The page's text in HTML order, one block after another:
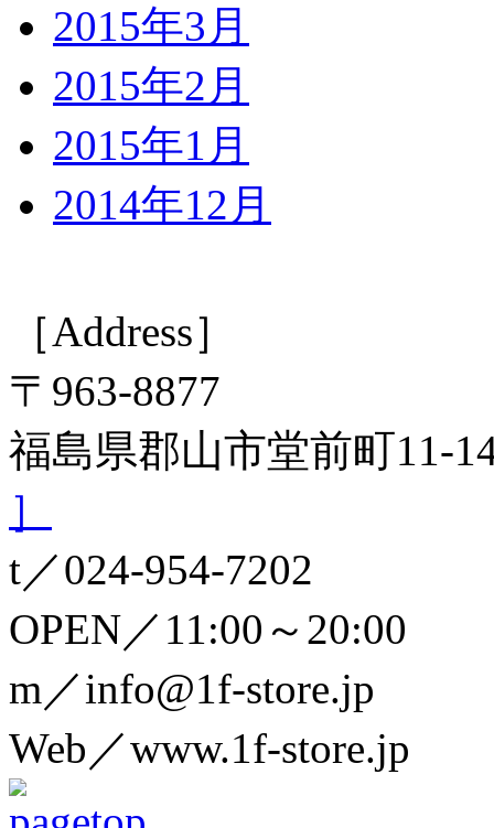
2015年3月
2015年2月
2015年1月
2014年12月
［Address］
〒963-8877
福島県郡山市堂前町
］
t／024-954-7202
OPEN／11:00～20:00
m／info@1f-store.jp
Web／www.1f-store.jp